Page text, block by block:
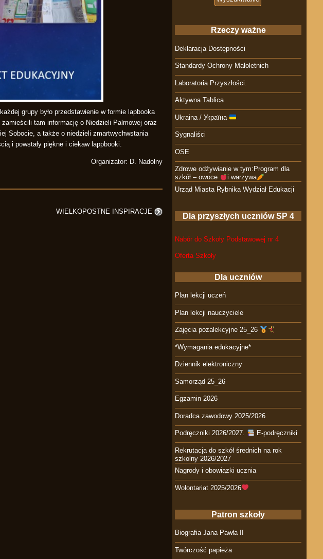
grupy było przedstawienie w formie lapbooka
tam informację o Niedzieli Palmowej oraz
Sobocie, a także o niedzieli zmartwychwstania
i powstały piękne i ciekaw lappbooki.
Organizator: D. Nadolny
WIELKOPOSTNE INSPIRACJE
Rzeczy ważne
Deklaracja Dostępności
Standardy Ochrony Małoletnich
Laboratoria Przyszłości.
Aktywna Tablica
Ukraina / Україна
Sygnaliści
OSE
Zdrowe odżywianie w tym:Program dla
szkół – owoce
i warzywa
Urząd Miasta Rybnika Wydział Edukacji
Dla przyszłych uczniów SP 4
Nabór do Szkoły Podstawowej nr 4
Oferta Szkoły
Dla uczniów
Plan lekcji uczeń
Plan lekcji nauczyciele
Zajęcia pozalekcyjne 25_26
*Wymagania edukacyjne*
Dziennik elektroniczny
Samorząd 25_26
Egzamin 2026
Doradca zawodowy 2025/2026
Podręczniki 2026/2027. E-podręczniki
Rekrutacja do szkół średnich na rok
szkolny 2026/2027
Nagrody i obowiązki ucznia
Wolontariat 2025/2026
Patron szkoły
Biografia Jana Pawła II
Twórczość papieża